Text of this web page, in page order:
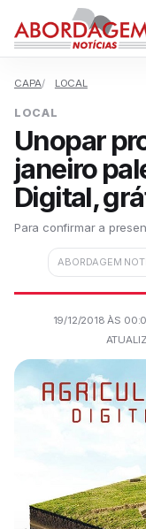
CAPA LOCAL
LOCAL
Unopar
janeiro
Digital,
Para confirmar a
ABORDAGEM
19/12/2018 ÀS